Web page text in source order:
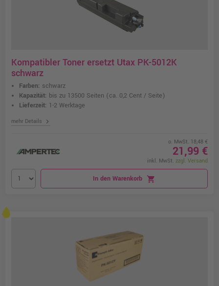
Kompatibler Toner ersetzt Utax PK-5012K
schwarz
Farben: schwarz
Kapazität: bis zu 13500 Seiten (ca. 0,2 Cent / Seite)
Lieferzeit: 1-2 Werktage
mehr Details chevron_right
o. MwSt. 18,48 €
21,99 €
inkl. MwSt. zzgl. Versand
In den Warenkorb shopping_cart